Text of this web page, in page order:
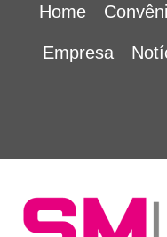
Home
Empresa